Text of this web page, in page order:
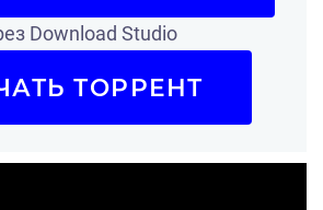
Download Studio
ТОРРЕНТ